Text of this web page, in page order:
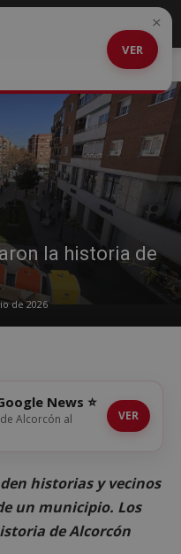
la historia de
de 2026
VER
×
News ⭐
Alcorcón al
VER
historias y vecinos
un municipio. Los
de Alcorcón